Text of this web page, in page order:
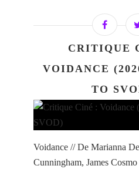
CRITIQUE
VOIDANCE
TO
Voidance // De Marianna
Cunningham, James